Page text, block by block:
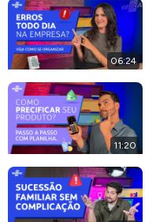
06:24
11:20